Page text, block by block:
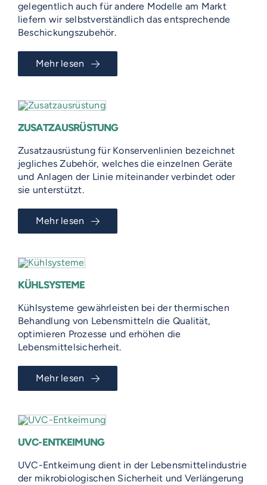
gelegentlich auch für andere Modelle am Markt
liefern wir selbstverständlich das entsprechende
Beschickungszubehör.
Mehr lesen
ZUSATZAUSRÜSTUNG
Zusatzausrüstung für Konservenlinien bezeichnet
jegliches Zubehör, welches die einzelnen Geräte
und Anlagen der Linie miteinander verbindet oder
sie unterstützt.
Mehr lesen
KÜHLSYSTEME
Kühlsysteme gewährleisten bei der thermischen
Behandlung von Lebensmitteln die Qualität,
optimieren Prozesse und erhöhen die
Lebensmittelsicherheit.
Mehr lesen
UVC-ENTKEIMUNG
UVC-Entkeimung dient in der Lebensmittelindustrie
der mikrobiologischen Sicherheit und Verlängerung